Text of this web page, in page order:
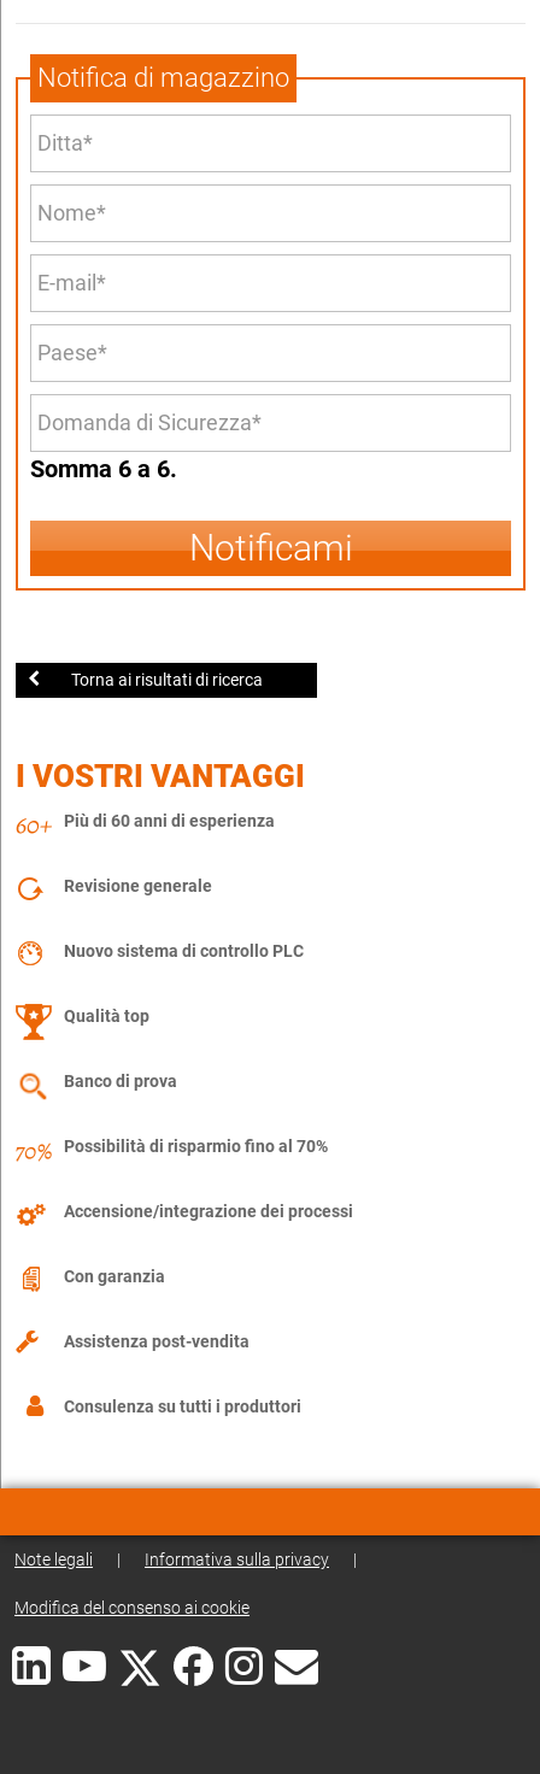
Notifica di magazzino
Somma 6 a 6.
Notificami
Torna ai risultati di ricerca
I VOSTRI VANTAGGI
Più di 60 anni di esperienza
Revisione generale
Nuovo sistema di controllo PLC
Qualità top
Banco di prova
Possibilità di risparmio fino al 70%
Accensione/integrazione dei processi
Con garanzia
Assistenza post-vendita
Consulenza su tutti i produttori
Note legali | Informativa sulla privacy |
Modifica del consenso ai cookie